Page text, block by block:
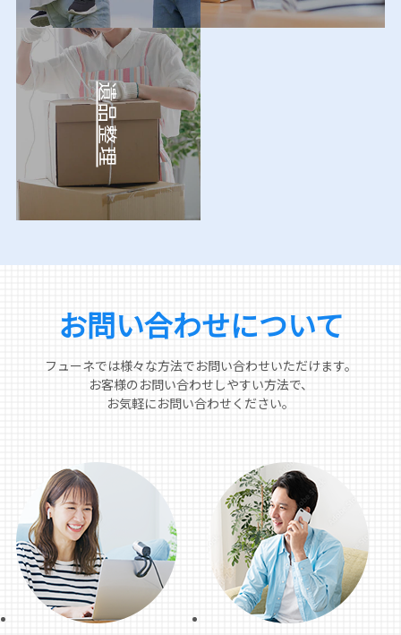
遺品整理
お問い合わせについて
フューネでは様々な⽅法でお問い合わせいただけます。
お客様のお問い合わせしやすい⽅法で、
お気軽にお問い合わせください。